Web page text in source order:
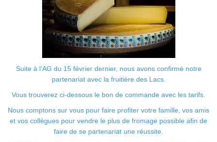
Suite à l’AG du 15 février dernier, nous avons confirmé notre
partenariat avec la fruitière des Lacs.
Vous trouverez ci-dessous le bon de commande avec les tarifs.
Nous comptons sur vous pour faire profiter votre famille, vos amis
et vos collègues pour vendre le plus de fromage possible afin de
faire de se partenariat une réussite.